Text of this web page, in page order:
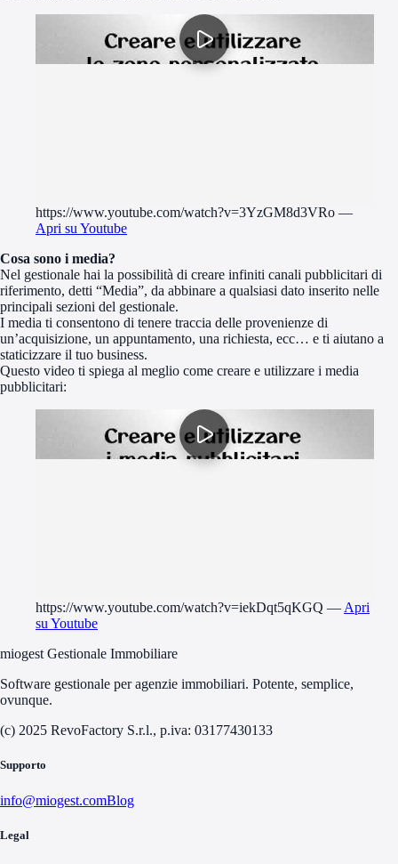
https://www.youtube.com/watch?v=3YzGM8d3VRo —
Apri su Youtube
Cosa sono i media?
Nel gestionale hai la possibilità di creare infiniti canali pubblicitari di
riferimento, detti “Media”, da abbinare a qualsiasi dato inserito nelle
principali sezioni del gestionale.
I media ti consentono di tenere traccia delle provenienze di
un’acquisizione, un appuntamento, una richiesta, ecc… e ti aiutano a
staticizzare il tuo business.
Questo video ti spiega al meglio come creare e utilizzare i media
pubblicitari:
https://www.youtube.com/watch?v=iekDqt5qKGQ — Apri
su Youtube
miogest Gestionale Immobiliare
Software gestionale per agenzie immobiliari. Potente, semplice,
ovunque.
(c) 2025 RevoFactory S.r.l., p.iva: 03177430133
Supporto
info@miogest.comBlog
Legal